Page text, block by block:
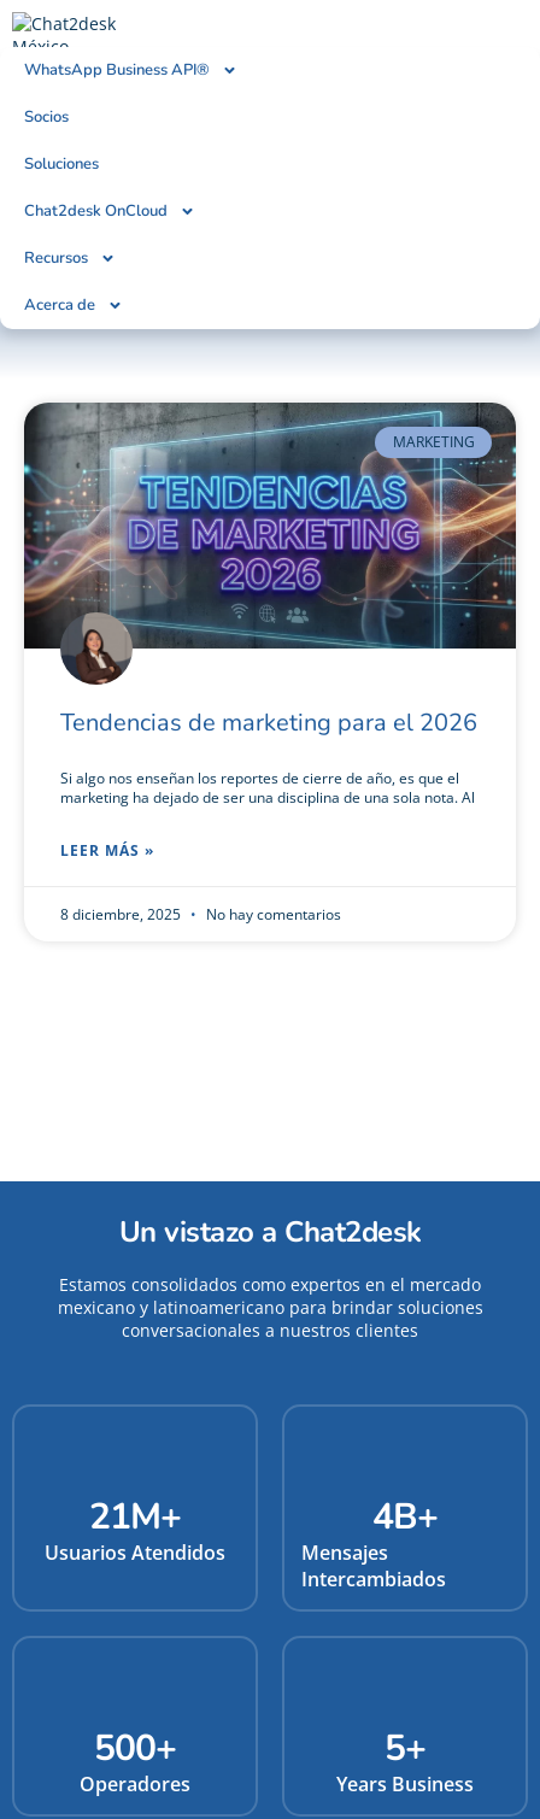
WhatsApp Business API®
Socios
Soluciones
Chat2desk OnCloud
Recursos
Acerca de
Tendencias, Noticias & Artículos
MARKETING
Tendencias de marketing para el 2026
Si algo nos enseñan los reportes de cierre de año, es que el
marketing ha dejado de ser una disciplina de una sola nota. Al
LEER MÁS »
8 diciembre, 2025 No hay comentarios
Un vistazo a Chat2desk
Estamos consolidados como expertos en el mercado
mexicano y latinoamericano para brindar soluciones
conversacionales a nuestros clientes
Usuarios Atendidos
21M+
Mensajes
Intercambiados
4B+
Operadores
500+
Years Business
5+